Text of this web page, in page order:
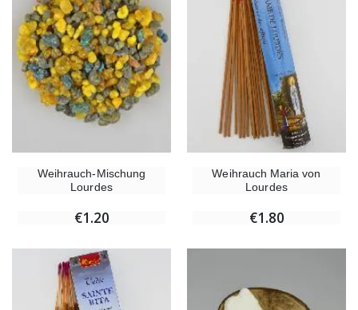
Weihrauch-Mischung
Lourdes
€1.20
Weihrauch Maria von
Lourdes
€1.80